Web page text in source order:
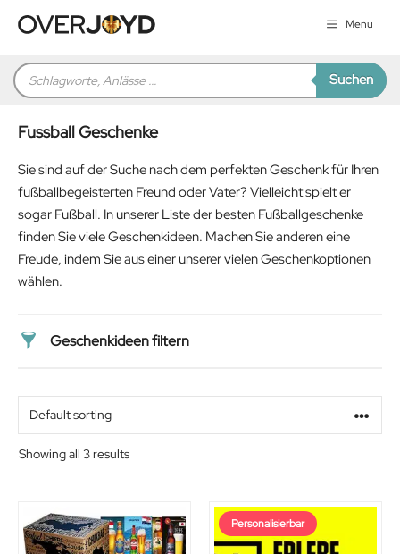
Inhalt
Menu
Products
search Suchen
Fussball Geschenke
Sie sind auf der Suche nach dem perfekten Geschenk für Ihren
fußballbegeisterten Freund oder Vater? Vielleicht spielt er
sogar Fußball. In unserer Liste der besten Fußballgeschenke
finden Sie viele Geschenkideen. Machen Sie anderen eine
Freude, indem Sie aus einer unserer vielen Geschenkoptionen
wählen.
Geschenkideen filtern
Alter
Beziehung
Showing all 3 results
Personalisierbar